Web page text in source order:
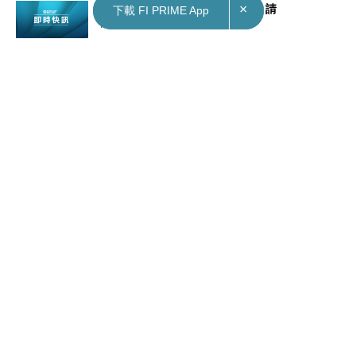
本地｜新一期綠置居即日接受申請
Mar 28, 2024
下載 FI PRIME App ×
下載 FI PRIME App ×